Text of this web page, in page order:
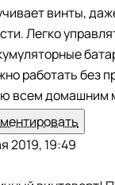
винты,
Легко
работать без
всем домашним
2019, 19:49